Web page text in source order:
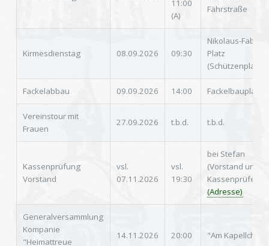
11:00
(A)
Fährstraße
Kirmesdienstag 08.09.2026 09:30
Nikolaus-Faber-
Platz
(Schützenplatz)
Fackelabbau 09.09.2026 14:00 Fackelbauplatz
Vereinstour mit
Frauen
27.09.2026 t.b.d. t.b.d.
Kassenprüfung
Vorstand
vsl.
07.11.2026
vsl.
19:30
bei Stefan
(Vorstand und
Kassenprüfer)
(Adresse)
Generalversammlung
Kompanie
"Heimattreue
14.11.2026 20:00 "Am Kapellchen"